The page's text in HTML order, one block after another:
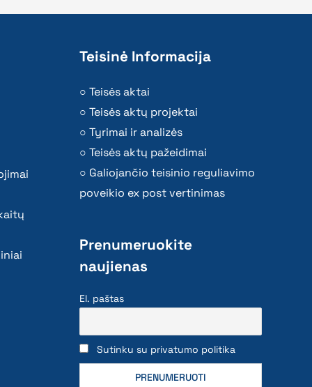
Teisinė Informacija
Teisės aktai
Teisės aktų projektai
Tyrimai ir analizės
Teisės aktų pažeidimai
Galiojančio teisinio reguliavimo
poveikio ex post vertinimas
Prenumeruokite
naujienas
El. paštas
Sutinku su privatumo politika